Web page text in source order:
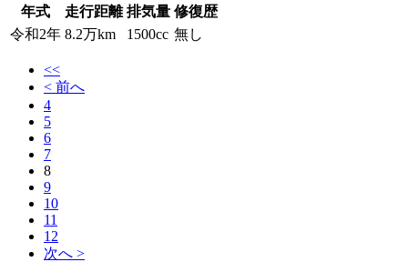
年式
走行距離 排気量 修復歴
令和2年 8.2万km 1500cc 無し
<<
< 前へ
4
5
6
7
8
9
10
11
12
次へ >